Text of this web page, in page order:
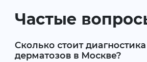
Частые
Сколько стоит
дерматозов в Москве?